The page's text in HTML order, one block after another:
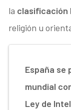
la clasificación
religión u
España se
mundial
Ley de